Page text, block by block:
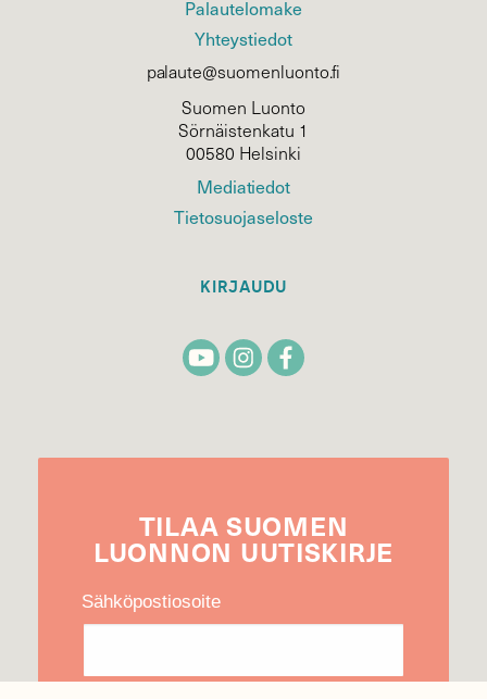
Palautelomake
Yhteystiedot
palaute@suomenluonto.fi
Suomen Luonto
Sörnäistenkatu 1
00580 Helsinki
Mediatiedot
Tietosuojaseloste
KIRJAUDU
TILAA SUOMEN
LUONNON UUTIS­KIRJE
Sähköpostiosoite